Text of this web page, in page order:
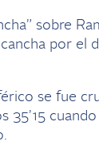
sobre
por el
se fue